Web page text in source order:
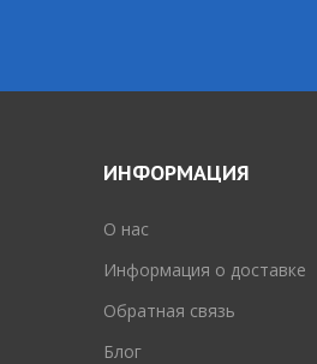
ИНФОРМАЦИЯ
O нас
Информация о доставке
Обратная связь
Блог